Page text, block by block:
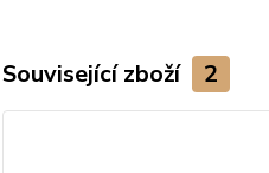
Související zboží 2